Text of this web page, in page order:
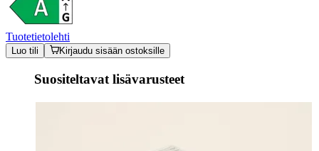
Tuotetietolehti
Luo tili Kirjaudu sisään ostoksille
Suositeltavat lisävarusteet